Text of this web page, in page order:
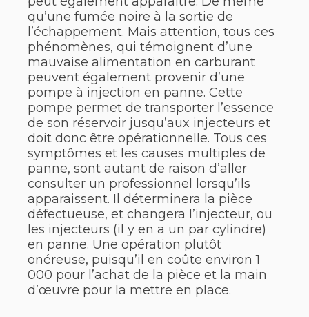
qu’une fumée noire à la sortie de
l’échappement. Mais attention, tous ces
phénomènes, qui témoignent d’une
mauvaise alimentation en carburant
peuvent également provenir d’une
pompe à injection en panne. Cette
pompe permet de transporter l’essence
de son réservoir jusqu’aux injecteurs et
doit donc être opérationnelle. Tous ces
symptômes et les causes multiples de
panne, sont autant de raison d’aller
consulter un professionnel lorsqu’ils
apparaissent. Il déterminera la pièce
défectueuse, et changera l’injecteur, ou
les injecteurs (il y en a un par cylindre)
en panne. Une opération plutôt
onéreuse, puisqu’il en coûte environ 1
000 pour l’achat de la pièce et la main
d’œuvre pour la mettre en place.